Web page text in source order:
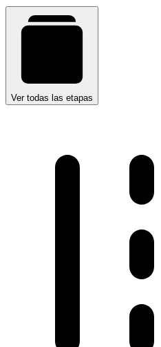
Ver todas las etapas